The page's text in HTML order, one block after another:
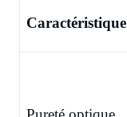
Caractéristique